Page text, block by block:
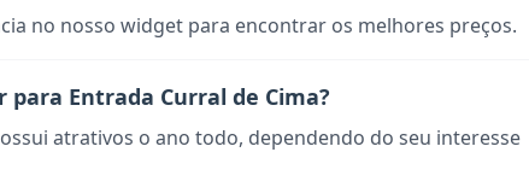
no nosso widget para encontrar os melhores preços.
Entrada Curral de Cima?
atrativos o ano todo, dependendo do seu interesse